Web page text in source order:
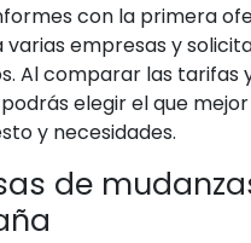
con la primera
empresas y
Al comparar las tarifas
elegir el que
y necesidades.
de